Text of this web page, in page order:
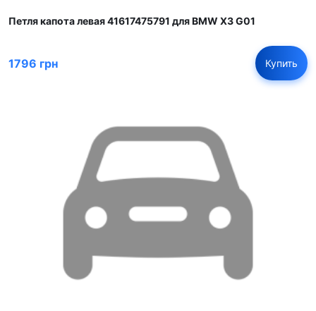
Петля капота левая 41617475791 для BMW X3 G01
1796 грн Купить